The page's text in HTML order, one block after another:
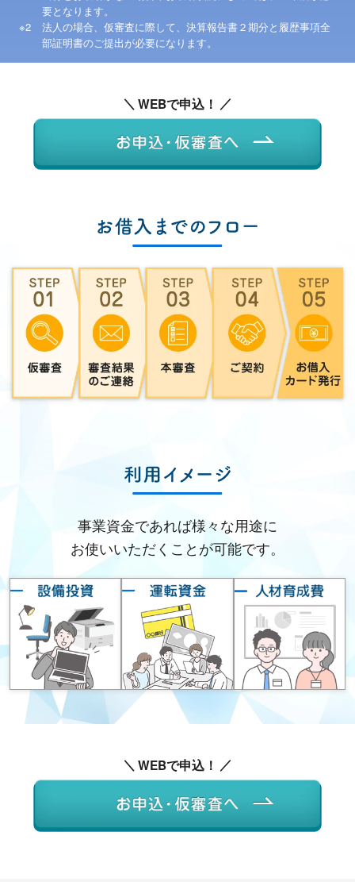
要となります。
法人の場合、仮審査に際して、決算報告書２期分と履歴事項全
部証明書のご提出が必要になります。
WEBで申込！
事業資金であれば様々な用途に
お使いいただくことが可能です。
WEBで申込！